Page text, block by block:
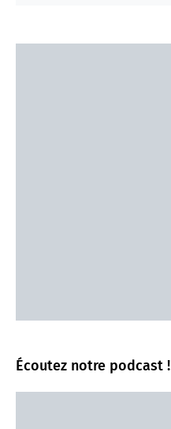
Écoutez notre podcast !